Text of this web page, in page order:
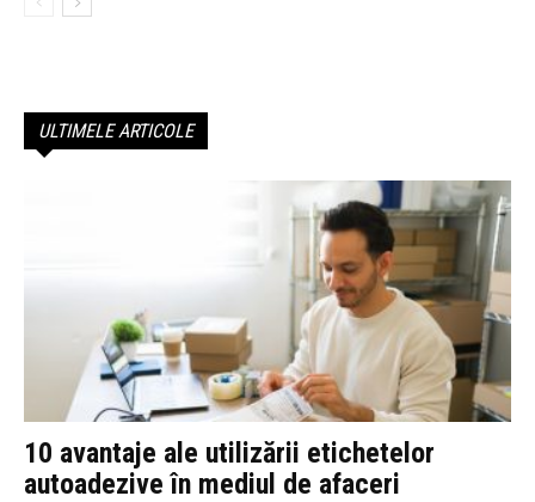
ULTIMELE ARTICOLE
10 avantaje ale utilizării etichetelor
autoadezive în mediul de afaceri